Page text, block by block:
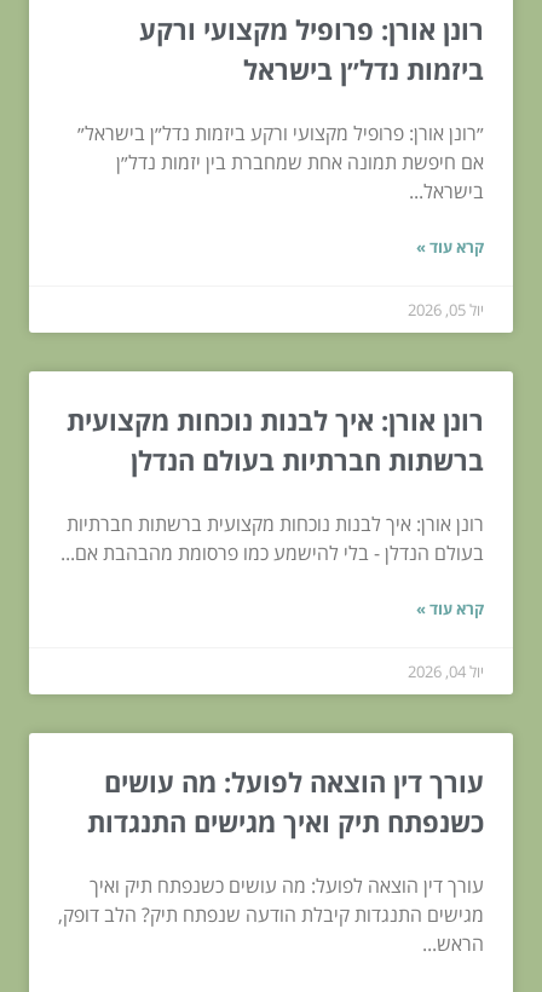
רונן אורן: פרופיל מקצועי ורקע
ביזמות נדל״ן בישראל
״רונן אורן: פרופיל מקצועי ורקע ביזמות נדל״ן בישראל״
אם חיפשת תמונה אחת שמחברת בין יזמות נדל״ן
בישראל...
קרא עוד »
יול 05, 2026
רונן אורן: איך לבנות נוכחות מקצועית
ברשתות חברתיות בעולם הנדלן
רונן אורן: איך לבנות נוכחות מקצועית ברשתות חברתיות
בעולם הנדלן - בלי להישמע כמו פרסומת מהבהבת אם...
קרא עוד »
יול 04, 2026
עורך דין הוצאה לפועל: מה עושים
כשנפתח תיק ואיך מגישים התנגדות
עורך דין הוצאה לפועל: מה עושים כשנפתח תיק ואיך
מגישים התנגדות קיבלת הודעה שנפתח תיק? הלב דופק,
הראש...